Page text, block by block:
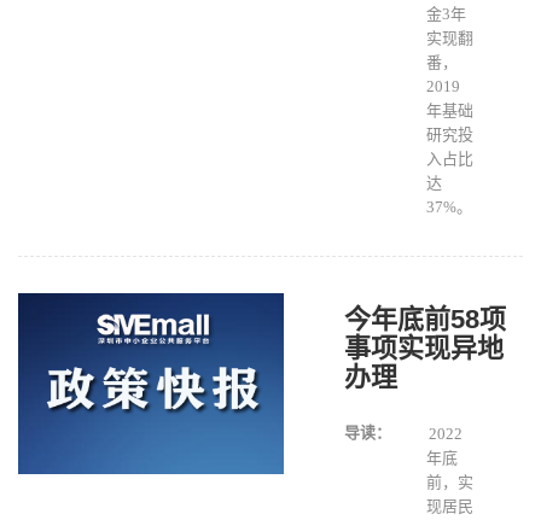
金3年
实现翻
番，
2019
年基础
研究投
入占比
达
37%。
今年底前58项
事项实现异地
办理
导读：
2022
年底
前，实
现居民